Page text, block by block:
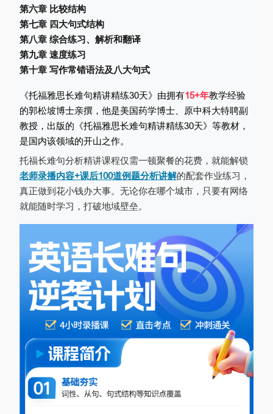
第六章 比较结构
第七章 四大句式结构
第八章 综合练习、解析和翻译
第九章 速度练习
第十章 写作常错语法及八大句式
《托福雅思长难句精讲精练30天》由拥有15+年教学经验
的郭松坡博士亲撰，他是美国药学博士、原中科大特聘副
教授，出版的《托福雅思长难句精讲精练30天》等教材，
是国内该领域的开山之作。
托福长难句分析精讲课程仅需一顿聚餐的花费，就能解锁
老师录播内容+课后100道例题分析讲解的配套作业练习，
真正做到花小钱办大事。无论你在哪个城市，只要有网络
就能随时学习，打破地域壁垒。